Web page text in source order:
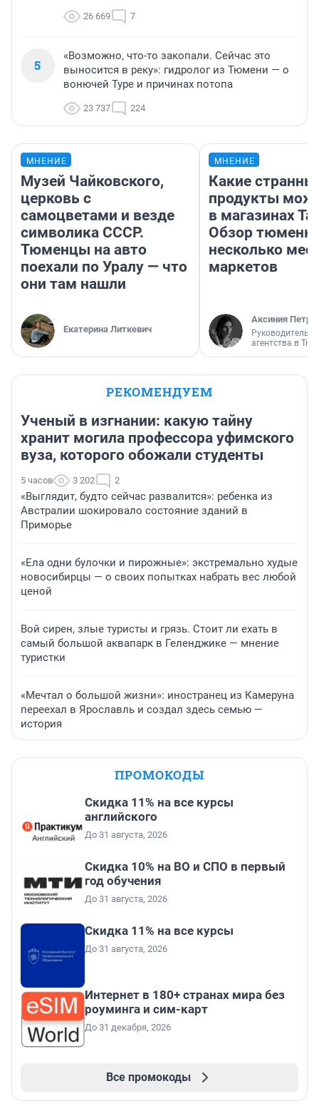
26 669 7
5
«Возможно, что-то закопали. Сейчас это
выносится в реку»: гидролог из Тюмени — о
вонючей Туре и причинах потопа
23 737 224
МНЕНИЕ
Музей Чайковского,
церковь с
самоцветами и везде
символика СССР.
Тюменцы на авто
поехали по Уралу — что
они там нашли
Екатерина Литкевич
МНЕНИЕ
Какие
продукты
в магазинах
Обзор
несколько
маркетов
Аксиния
Руководитель
агентства в
РЕКОМЕНДУЕМ
Ученый в изгнании: какую тайну
хранит могила профессора уфимского
вуза, которого обожали студенты
5 часов 3 202 2
«Выглядит, будто сейчас развалится»: ребенка из
Австралии шокировало состояние зданий в
Приморье
«Ела одни булочки и пирожные»: экстремально худые
новосибирцы — о своих попытках набрать вес любой
ценой
Вой сирен, злые туристы и грязь. Стоит ли ехать в
самый большой аквапарк в Геленджике — мнение
туристки
«Мечтал о большой жизни»: иностранец из Камеруна
переехал в Ярославль и создал здесь семью —
история
ПРОМОКОДЫ
Скидка 11% на все курсы
английского
До 31 августа, 2026
Скидка 10% на ВО и СПО в первый
год обучения
До 31 августа, 2026
Скидка 11% на все курсы
До 31 августа, 2026
Интернет в 180+ странах мира без
роуминга и сим-карт
До 31 декабря, 2026
Все промокоды